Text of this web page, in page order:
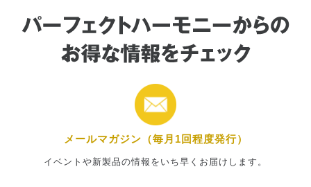
メールマガジン（毎月1回程度発行）
イベントや新製品の情報をいち早くお届けします。